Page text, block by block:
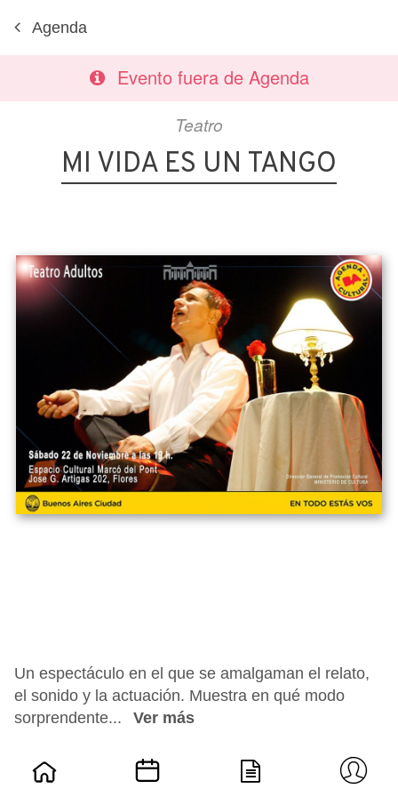
Agenda
Evento fuera de Agenda
Teatro
MI VIDA ES UN TANGO
Un espectáculo en el que se amalgaman el relato,
el sonido y la actuación. Muestra en qué modo
sorprendente...
Ver más